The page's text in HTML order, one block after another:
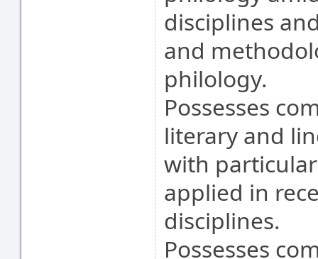
disciplines
and
philology.
Possesses
literary and
with
applied in
disciplines.
Possesses